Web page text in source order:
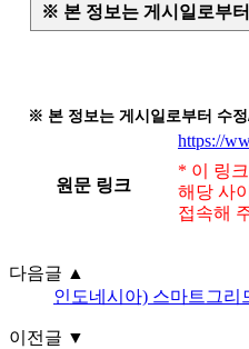
※ 본 정보는 게시일로부
※ 본 정보는 게시일로부터 수
원문 링크
https://
* 이 링
해당 사
접속해
다음글 ▲
인도네시아) 스마트그리
이전글 ▼